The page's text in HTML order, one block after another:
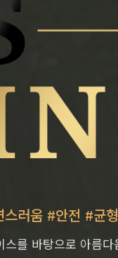
러움 #안전 #균
를 바탕으로 아름